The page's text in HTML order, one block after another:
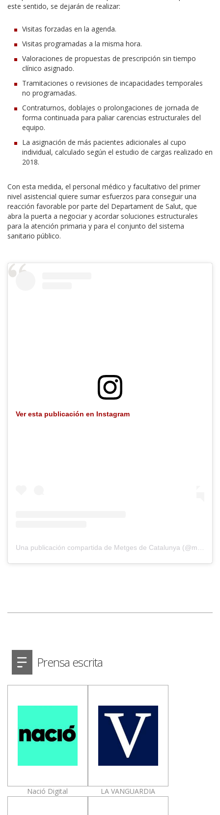
este sentido, se dejarán de realizar:
Visitas forzadas en la agenda.
Visitas programadas a la misma hora.
Valoraciones de propuestas de prescripción sin tiempo
clínico asignado.
Tramitaciones o revisiones de incapacidades temporales
no programadas.
Contraturnos, doblajes o prolongaciones de jornada de
forma continuada para paliar carencias estructurales del
equipo.
La asignación de más pacientes adicionales al cupo
individual, calculado según el estudio de cargas realizado en
2018.
Con esta medida, el personal médico y facultativo del primer
nivel asistencial quiere sumar esfuerzos para conseguir una
reacción favorable por parte del Departament de Salut, que
abra la puerta a negociar y acordar soluciones estructurales
para la atención primaria y para el conjunto del sistema
sanitario público.
Ver esta publicación en Instagram
Una publicación compartida de Metges de Catalunya (@metgesdecatalunya)
Prensa escrita
Nació Digital LA VANGUARDIA